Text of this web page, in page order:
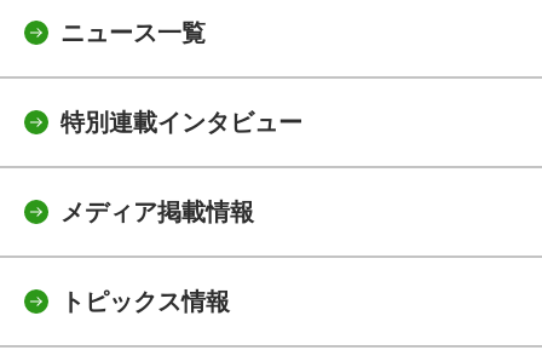
ニュース一覧
特別連載インタビュー
メディア掲載情報
トピックス情報